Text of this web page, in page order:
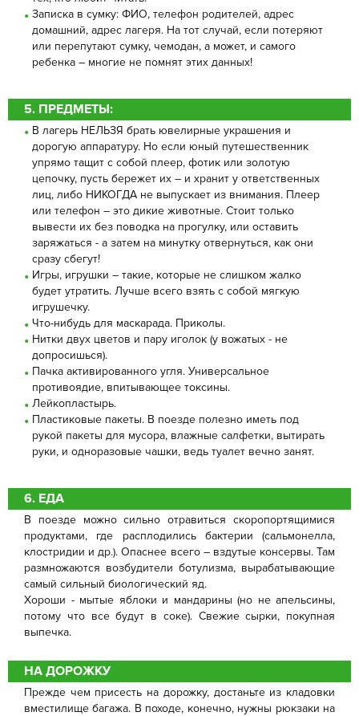
Записка в сумку: ФИО, телефон родителей, адрес
домашний, адрес лагеря. На тот случай, если потеряют
или перепутают сумку, чемодан, а может, и самого
ребенка – многие не помнят этих данных!
5. ПРЕДМЕТЫ:
В лагерь НЕЛЬЗЯ брать ювелирные украшения и
дорогую аппаратуру. Но если юный путешественник
упрямо тащит с собой плеер, фотик или золотую
цепочку, пусть бережет их – и хранит у ответственных
лиц, либо НИКОГДА не выпускает из внимания. Плеер
или телефон – это дикие животные. Стоит только
вывести их без поводка на прогулку, или оставить
заряжаться - а затем на минутку отвернуться, как они
сразу сбегут!
Игры, игрушки – такие, которые не слишком жалко
будет утратить. Лучше всего взять с собой мягкую
игрушечку.
Что-нибудь для маскарада. Приколы.
Нитки двух цветов и пару иголок (у вожатых - не
допросишься).
Пачка активированного угля. Универсальное
противоядие, впитывающее токсины.
Лейкопластырь.
Пластиковые пакеты. В поезде полезно иметь под
рукой пакеты для мусора, влажные салфетки, вытирать
руки, и одноразовые чашки, ведь туалет вечно занят.
6. ЕДА
В поезде можно сильно отравиться скоропортящимися
продуктами, где расплодились бактерии (сальмонелла,
клостридии и др.). Опаснее всего – вздутые консервы. Там
размножаются возбудители ботулизма, вырабатывающие
самый сильный биологический яд.
Хороши - мытые яблоки и мандарины (но не апельсины,
потому что все будут в соке). Свежие сырки, покупная
выпечка.
НА ДОРОЖКУ
Прежде чем присесть на дорожку, достаньте из кладовки
вместилище багажа. В походе, конечно, нужны рюкзаки на